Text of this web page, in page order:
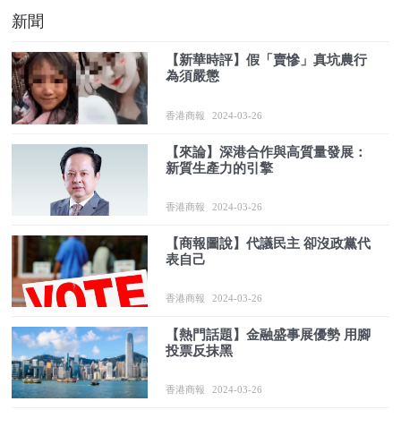
新聞
【新華時評】假「賣慘」真坑農行
為須嚴懲
香港商報 2024-03-26
【來論】深港合作與高質量發展：
新質生產力的引擎
香港商報 2024-03-26
【商報圖說】代議民主 卻沒政黨代
表自己
香港商報 2024-03-26
【熱門話題】金融盛事展優勢 用腳
投票反抹黑
香港商報 2024-03-26